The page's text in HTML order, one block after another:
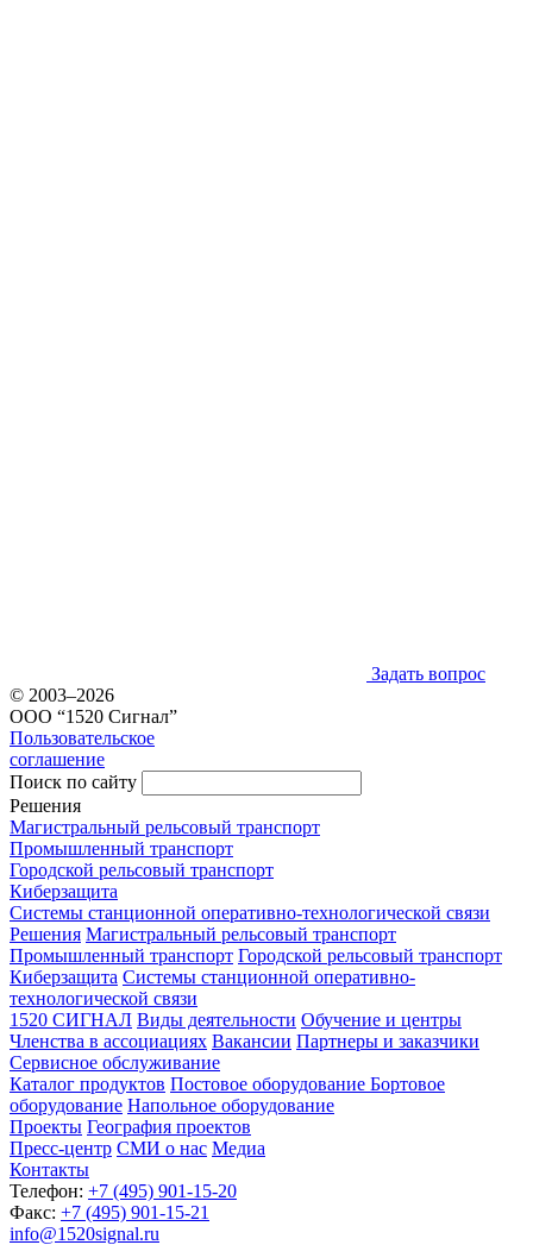
Задать вопрос
© 2003–2026
ООО “1520 Сигнал”
Пользовательское
соглашение
Поиск по сайту
Решения
Магистральный рельсовый транспорт
Промышленный транспорт
Городской рельсовый транспорт
Киберзащита
Системы станционной оперативно-технологической связи
Решения Магистральный рельсовый транспорт
Промышленный транспорт Городской рельсовый транспорт
Киберзащита Системы станционной оперативно-
технологической связи
1520 СИГНАЛ Виды деятельности Обучение и центры
Членства в ассоциациях Вакансии Партнеры и заказчики
Сервисное обслуживание
Каталог продуктов Постовое оборудование Бортовое
оборудование Напольное оборудование
Проекты География проектов
Пресс-центр СМИ о нас Медиа
Контакты
Телефон: +7 (495) 901-15-20
Факс: +7 (495) 901-15-21
info@1520signal.ru